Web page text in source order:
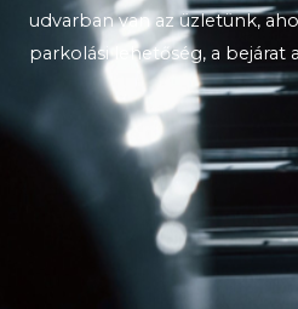
udvarban van az üzletünk,
parkolási lehetőség, a bejárat